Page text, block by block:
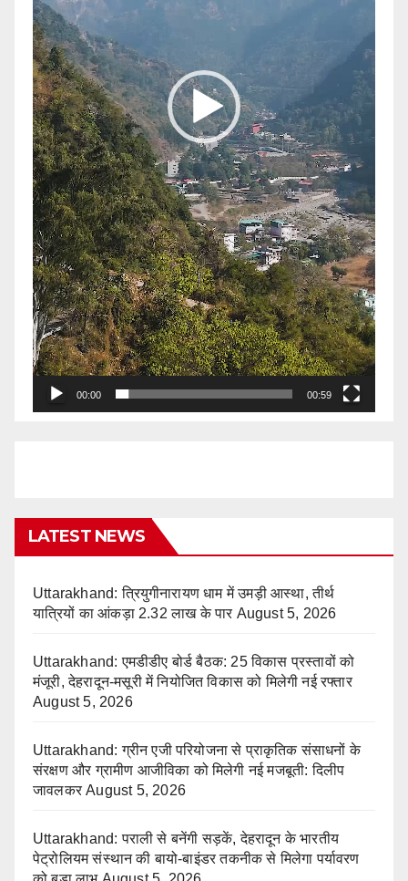
00:00 00:59
LATEST NEWS
Uttarakhand: त्रियुगीनारायण धाम में उमड़ी आस्था, तीर्थ
यात्रियों का आंकड़ा 2.32 लाख के पार August 5, 2026
Uttarakhand: एमडीडीए बोर्ड बैठक: 25 विकास प्रस्तावों को
मंजूरी, देहरादून-मसूरी में नियोजित विकास को मिलेगी नई रफ्तार
August 5, 2026
Uttarakhand: ग्रीन एजी परियोजना से प्राकृतिक संसाधनों के
संरक्षण और ग्रामीण आजीविका को मिलेगी नई मजबूती: दिलीप
जावलकर August 5, 2026
Uttarakhand: पराली से बनेंगी सड़कें, देहरादून के भारतीय
पेट्रोलियम संस्थान की बायो-बाइंडर तकनीक से मिलेगा पर्यावरण